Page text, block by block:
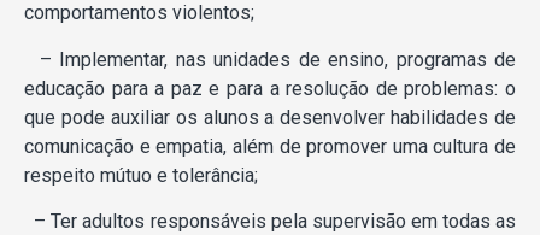
comportamentos violentos;
– Implementar, nas unidades de ensino, programas de
educação para a paz e para a resolução de problemas: o
que pode auxiliar os alunos a desenvolver habilidades de
comunicação e empatia, além de promover uma cultura de
respeito mútuo e tolerância;
– Ter adultos responsáveis pela supervisão em todas as